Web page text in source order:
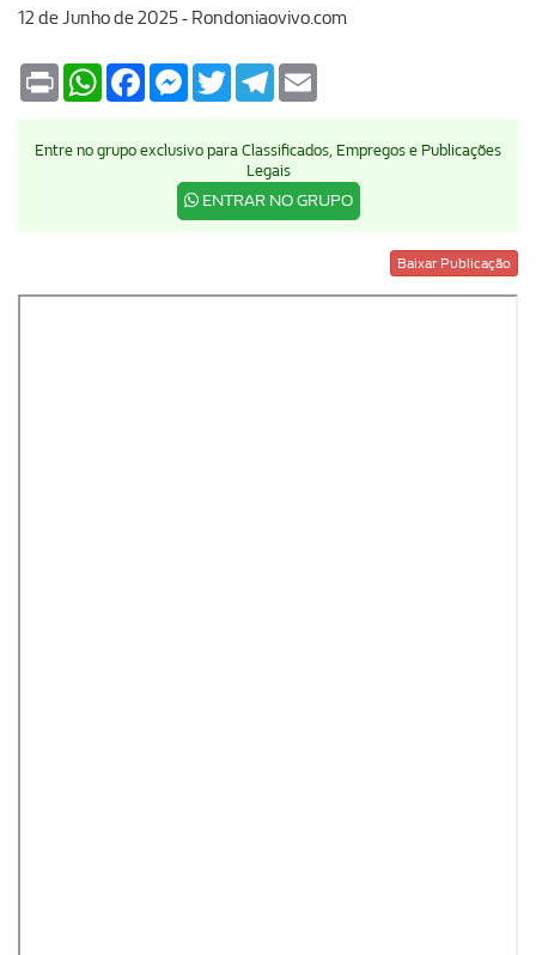
12 de Junho de 2025 - Rondoniaovivo.com
Print WhatsAppFacebookMessenger
TwitterTelegram
Entre no grupo exclusivo para Classificados, Empregos e Publicações
Legais
ENTRAR NO GRUPO
Baixar Publicação